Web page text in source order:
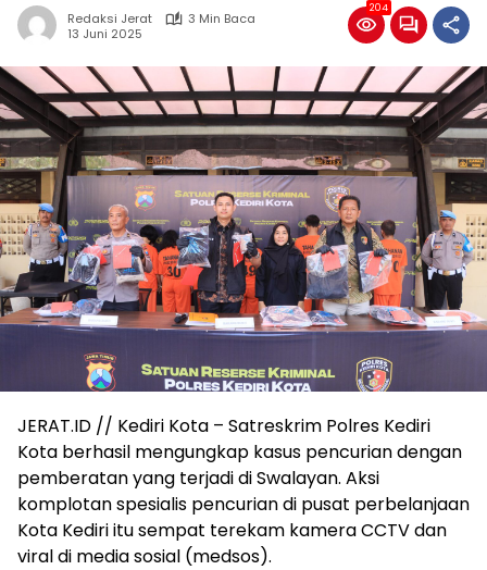
Redaksi Jerat
3 Min Baca
13 Juni 2025
204
JERAT.ID // Kediri Kota – Satreskrim Polres Kediri
Kota berhasil mengungkap kasus pencurian dengan
pemberatan yang terjadi di Swalayan. Aksi
komplotan spesialis pencurian di pusat perbelanjaan
Kota Kediri itu sempat terekam kamera CCTV dan
viral di media sosial (medsos).